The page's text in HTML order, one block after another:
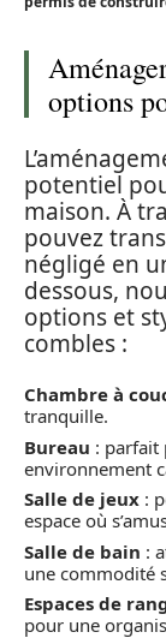
options
potentiel
maison. À
pouvez
négligé en
dessous,
options et
combles :
Chambre à
tranquille.
Bureau : parfait
environnement
Salle de jeux :
espace où
Salle de bain :
une commodité
Espaces de
pour une